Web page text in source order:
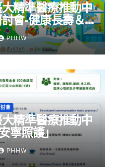
精準醫療推動中
會-健康長壽＆
PHHW
會
精準醫療推動中
寧照護」
PHHW